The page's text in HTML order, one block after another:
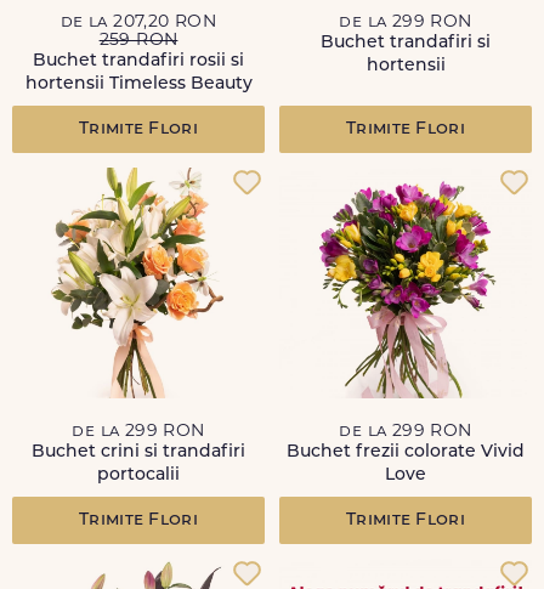
de la 207,20 RON
259 RON
Buchet trandafiri rosii si
hortensii Timeless Beauty
Trimite Flori
de la 299 RON
Buchet trandafiri si
hortensii
Trimite Flori
de la 299 RON
Buchet crini si trandafiri
portocalii
Trimite Flori
de la 299 RON
Buchet frezii colorate Vivid
Love
Trimite Flori